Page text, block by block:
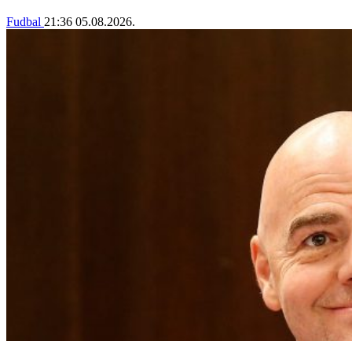
Fudbal 21:36 05.08.2026.